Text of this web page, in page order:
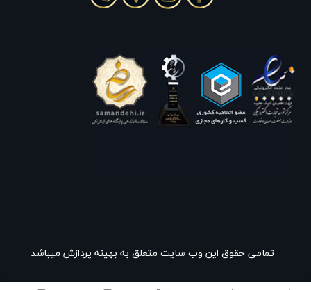
تمامی حقوق این وب سایت متعلق به بهینه پردازش میباشد